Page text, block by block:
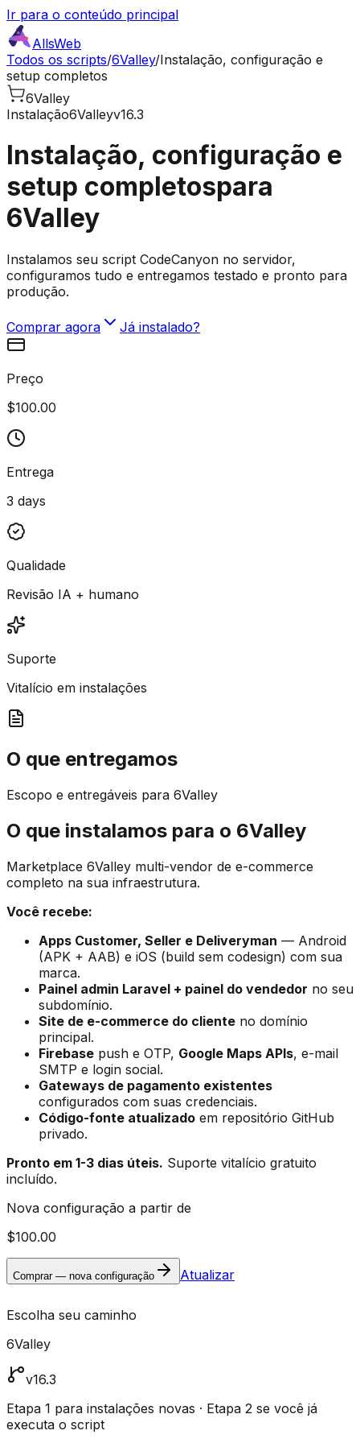
Ir para o conteúdo principal
AllsWeb
Todos os scripts/6Valley/Instalação, configuração e
setup completos
6Valley
Instalação6Valleyv16.3
Instalação, configuração e
setup completospara
6Valley
Instalamos seu script CodeCanyon no servidor,
configuramos tudo e entregamos testado e pronto para
produção.
Comprar agora Já instalado?
Preço
$100.00
Entrega
3 days
Qualidade
Revisão IA + humano
Suporte
Vitalício em instalações
O que entregamos
Escopo e entregáveis para 6Valley
O que instalamos para o 6Valley
Marketplace 6Valley multi-vendor de e-commerce
completo na sua infraestrutura.
Você recebe:
Apps Customer, Seller e Deliveryman — Android
(APK + AAB) e iOS (build sem codesign) com sua
marca.
Painel admin Laravel + painel do vendedor no seu
subdomínio.
Site de e-commerce do cliente no domínio
principal.
Firebase push e OTP, Google Maps APIs, e-mail
SMTP e login social.
Gateways de pagamento existentes
configurados com suas credenciais.
Código-fonte atualizado em repositório GitHub
privado.
Pronto em 1-3 dias úteis. Suporte vitalício gratuito
incluído.
Nova configuração a partir de
$100.00
Comprar — nova configuração Atualizar
Escolha seu caminho
6Valley
v16.3
Etapa 1 para instalações novas · Etapa 2 se você já
executa o script